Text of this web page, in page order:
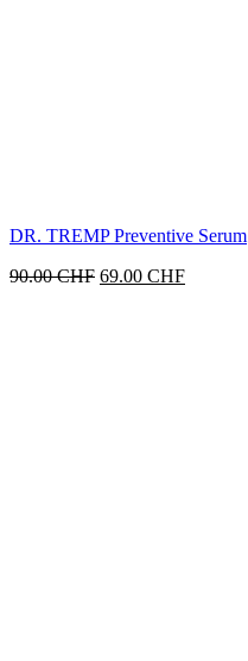
DR. TREMP Preventive Serum
90.00CHF Ursprünglicher
69.00 CHFAktueller